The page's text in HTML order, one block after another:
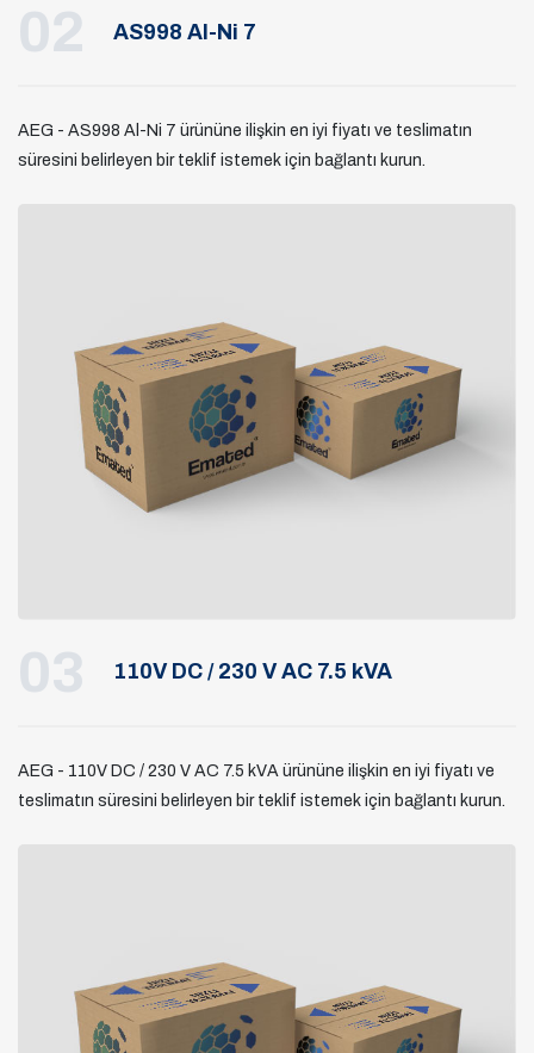
02 AS998 Al-Ni 7
AEG - AS998 Al-Ni 7 ürününe ilişkin en iyi fiyatı ve teslimatın
süresini belirleyen bir teklif istemek için bağlantı kurun.
03 110V DC / 230 V AC 7.5 kVA
AEG - 110V DC / 230 V AC 7.5 kVA ürününe ilişkin en iyi fiyatı ve
teslimatın süresini belirleyen bir teklif istemek için bağlantı kurun.